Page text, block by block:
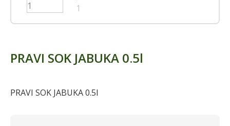
PRAVI SOK JABUKA 0.5l
PRAVI SOK JABUKA 0.5l